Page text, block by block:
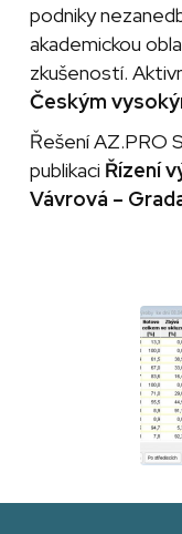
podniky
akademickou
zkušeností.
Českým
Řešení AZ.PRO
publikaci Řízení
Vávrová –